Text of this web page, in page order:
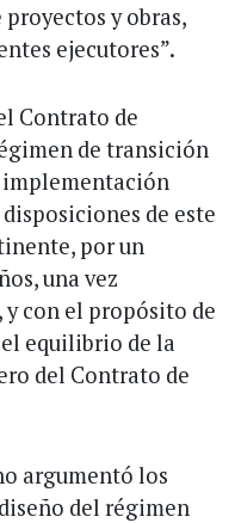
y obras,
ejecutores”.
Contrato de
de transición
implementación
de este
por un
una vez
con el propósito de
equilibrio de la
del Contrato de
argumentó los
del régimen